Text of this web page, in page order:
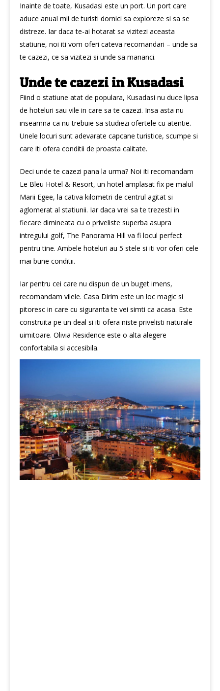
Inainte de toate, Kusadasi este un port. Un port care
aduce anual mii de turisti dornici sa exploreze si sa se
distreze. Iar daca te-ai hotarat sa vizitezi aceasta
statiune, noi iti vom oferi cateva recomandari – unde sa
te cazezi, ce sa vizitezi si unde sa mananci.
Unde te cazezi in Kusadasi
Fiind o statiune atat de populara, Kusadasi nu duce lipsa
de hoteluri sau vile in care sa te cazezi. Insa asta nu
inseamna ca nu trebuie sa studiezi ofertele cu atentie.
Unele locuri sunt adevarate capcane turistice, scumpe si
care iti ofera conditii de proasta calitate.
Deci unde te cazezi pana la urma? Noi iti recomandam
Le Bleu Hotel & Resort, un hotel amplasat fix pe malul
Marii Egee, la cativa kilometri de centrul agitat si
aglomerat al statiunii. Iar daca vrei sa te trezesti in
fiecare dimineata cu o priveliste superba asupra
intregului golf, The Panorama Hill va fi locul perfect
pentru tine. Ambele hoteluri au 5 stele si iti vor oferi cele
mai bune conditii.
Iar pentru cei care nu dispun de un buget imens,
recomandam vilele. Casa Dirim este un loc magic si
pitoresc in care cu siguranta te vei simti ca acasa. Este
construita pe un deal si iti ofera niste privelisti naturale
uimitoare. Olivia Residence este o alta alegere
confortabila si accesibila.